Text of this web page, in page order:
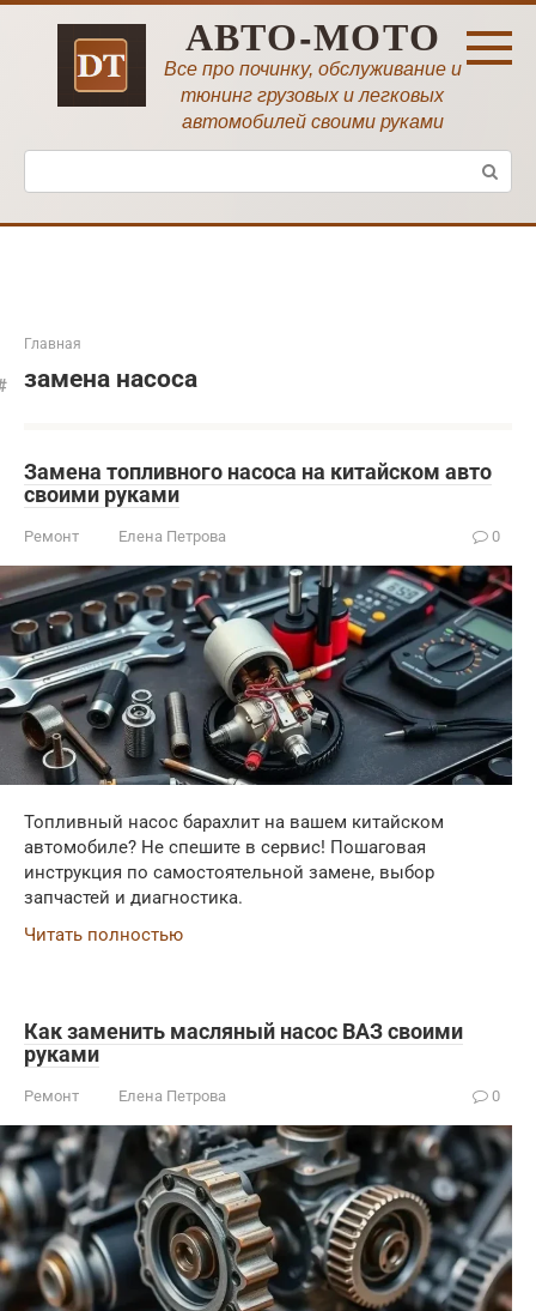
Перейти
АВТО-МОТО
Все про починку, обслуживание и
тюнинг грузовых и легковых
автомобилей своими руками
Поиск:
Главная
замена насоса
Замена топливного насоса на китайском авто
своими руками
Ремонт Елена Петрова 0
Топливный насос барахлит на вашем китайском
автомобиле? Не спешите в сервис! Пошаговая
инструкция по самостоятельной замене, выбор
запчастей и диагностика.
Читать полностью
Как заменить масляный насос ВАЗ своими
руками
Ремонт Елена Петрова 0